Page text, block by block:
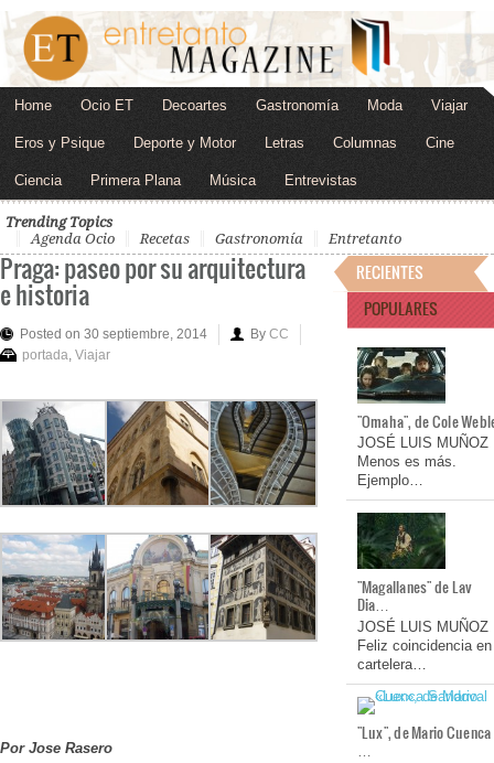
Home Ocio ET Decoartes Gastronomía Moda Viajar
Eros y Psique Deporte y Motor Letras Columnas Cine
Ciencia Primera Plana Música Entrevistas
Trending Topics
Agenda Ocio
Recetas Gastronomía Entretanto
Praga: paseo por su arquitectura
e historia
Posted on 30 septiembre, 2014 By CC
portada Viajar
Por Jose Rasero
RECIENTES
POPULARES
"Omaha", de Cole
JOSÉ LUIS MUÑOZ
Menos es más.
Ejemplo…
"Magallanes" de Lav
Dia…
JOSÉ LUIS MUÑOZ
Feliz coincidencia en
cartelera…
"Lux", de Mario Cuenca
…